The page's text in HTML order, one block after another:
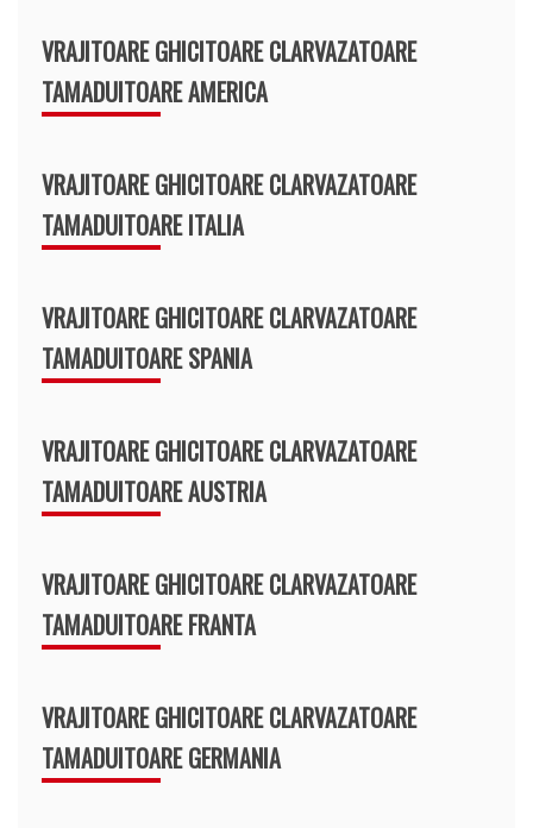
VRAJITOARE GHICITOARE CLARVAZATOARE
TAMADUITOARE AMERICA
VRAJITOARE GHICITOARE CLARVAZATOARE
TAMADUITOARE ITALIA
VRAJITOARE GHICITOARE CLARVAZATOARE
TAMADUITOARE SPANIA
VRAJITOARE GHICITOARE CLARVAZATOARE
TAMADUITOARE AUSTRIA
VRAJITOARE GHICITOARE CLARVAZATOARE
TAMADUITOARE FRANTA
VRAJITOARE GHICITOARE CLARVAZATOARE
TAMADUITOARE GERMANIA